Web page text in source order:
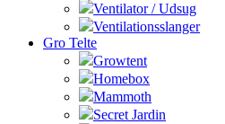
Ventilator / Udsug
Ventilationsslanger
Gro Telte
Growtent
Homebox
Mammoth
Secret Jardin